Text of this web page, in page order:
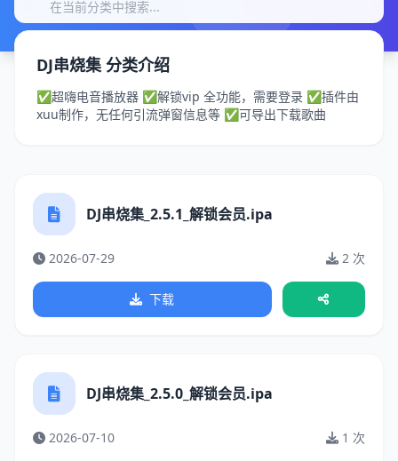
DJ串烧集 分类介绍
✅超嗨电音播放器 ✅解锁vip 全功能，需要登录 ✅插件由
xuu制作，无任何引流弹窗信息等 ✅可导出下载歌曲
DJ串烧集_2.5.1_解锁会员.ipa
2026-07-29 2 次
下载
DJ串烧集_2.5.0_解锁会员.ipa
2026-07-10 1 次